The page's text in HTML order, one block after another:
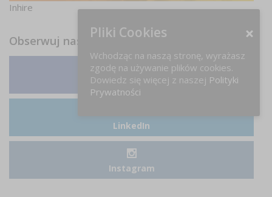
Inhire
Obserwuj nas
Facebook
LinkedIn
Instagram
Pliki Cookies
Wchodząc na naszą stronę, wyrażasz
zgodę na używanie plików cookies.
Dowiedz się więcej z naszej Polityki
Prywatności